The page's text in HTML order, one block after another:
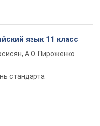
язык 11 класс
А.О. Пироженко
стандарта